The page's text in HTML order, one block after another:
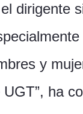
dirigente
y
ha